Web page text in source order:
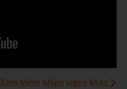
Xem thêm nhiều video khác